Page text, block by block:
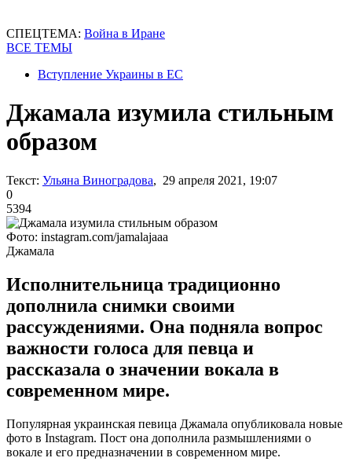
СПЕЦТЕМА: Война в Иране
ВСЕ ТЕМЫ
Вступление Украины в ЕС
Джамала изумила стильным
образом
Текст: Ульяна Виноградова, 29 апреля 2021, 19:07
0
5394
Фото: instagram.com/jamalajaaa
Джамала
Исполнительница традиционно
дополнила снимки своими
рассуждениями. Она подняла вопрос
важности голоса для певца и
рассказала о значении вокала в
современном мире.
Популярная украинская певица Джамала опубликовала новые
фото в Instagram. Пост она дополнила размышлениями о
вокале и его предназначении в современном мире.